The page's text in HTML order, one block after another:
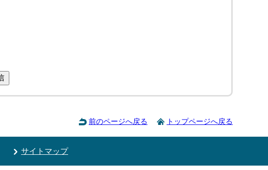
前のページへ戻る トップページへ戻る
サイトマップ